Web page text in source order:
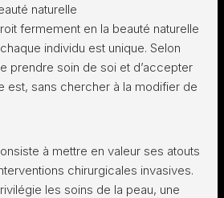
naturelle
fermement en la beauté naturelle
individu est unique. Selon
prendre soin de soi et d’accepter
est, sans chercher à la modifier de
à mettre en valeur ses atouts
chirurgicales invasives.
les soins de la peau, une